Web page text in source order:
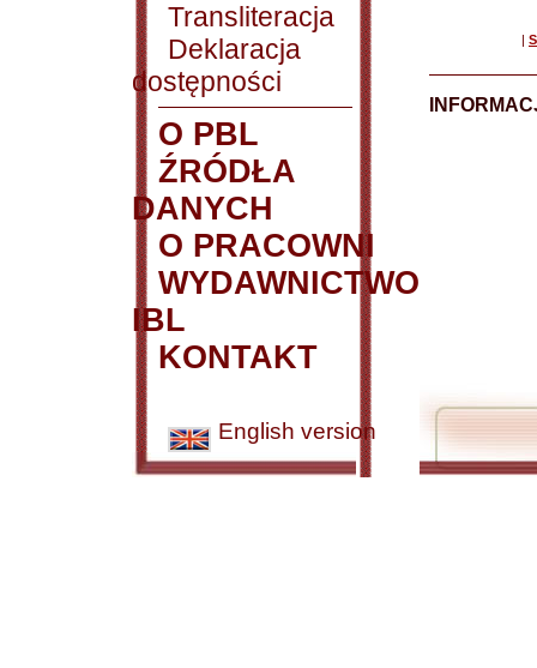
Transliteracja
Deklaracja
dostępności
O PBL
ŹRÓDŁA
DANYCH
O PRACOWNI
WYDAWNICTWO
IBL
KONTAKT
English version
|